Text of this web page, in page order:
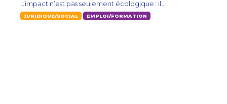
L’impact n’est pas seulement écologique : il...
JURIDIQUE/SOCIAL EMPLOI/FORMATION